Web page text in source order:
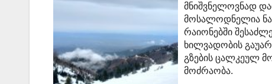
მნიშვნელოვნად
მოსალოდნელია
რაიონებში
ხილვადობის
გზების ცალკეულ
მოძრაობა.